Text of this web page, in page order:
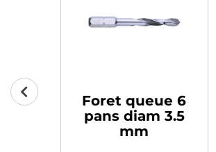
6
Foret queue 6
pans diam 3.5
mm